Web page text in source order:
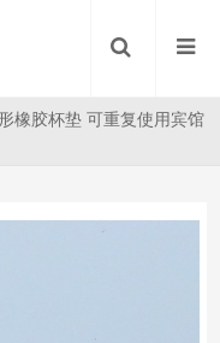
橡胶杯垫 可重复使用宾馆